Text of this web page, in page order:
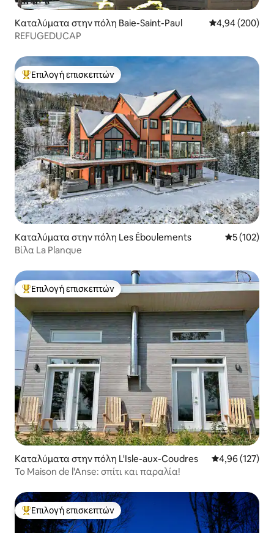
Καταλύματα στην πόλη Baie-Saint-Paul Μέση
4,94 (200)
REFUGEDUCAP
Κορυφαία επιλογή επισκεπτών
Επιλογή επισκεπτών
Καταλύματα στην πόλη Les Éboulements Μέση
5 (102)
Βίλα La Planque
Κορυφαία επιλογή επισκεπτών
Επιλογή επισκεπτών
Καταλύματα στην πόλη L'Isle-aux-Coudres Μέση
4,96 (127)
Το Maison de l'Anse: σπίτι και παραλία!
Κορυφαία επιλογή επισκεπτών
Επιλογή επισκεπτών